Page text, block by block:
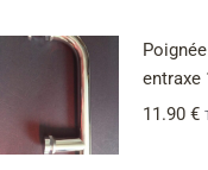
entraxe
11.90 €